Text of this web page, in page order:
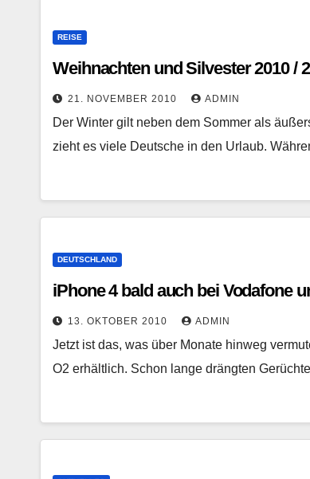
REISE
Weihnachten und Silvester 2010 /
21. NOVEMBER 2010 ADMIN
Der Winter gilt neben dem Sommer als
zieht es viele Deutsche in den Urlaub.
DEUTSCHLAND
iPhone 4 bald auch bei Vodafone
13. OKTOBER 2010 ADMIN
Jetzt ist das, was über Monate hinweg
O2 erhältlich. Schon lange drängten